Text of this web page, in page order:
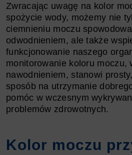
Zwracając uwagę na kolor
spożycie wody, możemy nie
ciemnieniu moczu
odwodnieniem, ale także
funkcjonowanie naszego
monitorowanie koloru moczu,
nawodnieniem, stanowi
sposób na utrzymanie
pomóc w wczesnym
problemów zdrowotnych.
Kolor moczu